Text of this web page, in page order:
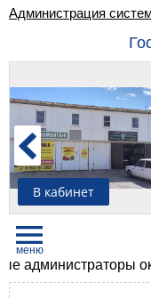
Администрация
В кабинет